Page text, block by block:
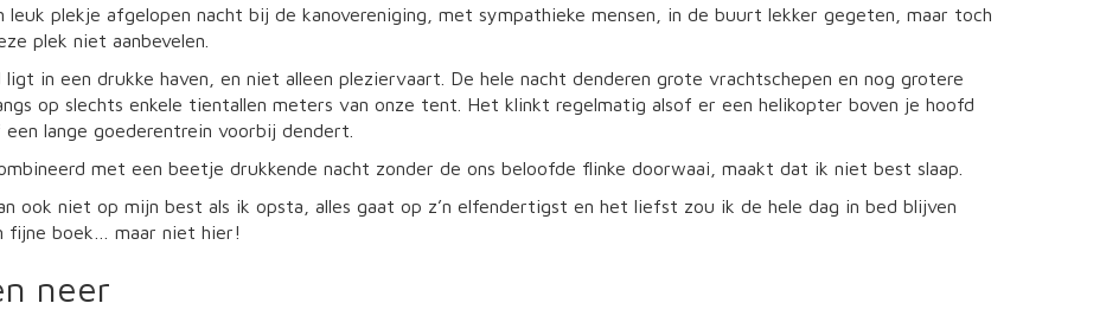
leuk plekje afgelopen nacht bij de kanovereniging, met sympathieke mensen, in de buurt lekker gegeten, maar toch
plek niet aanbevelen.
ligt in een drukke haven, en niet alleen pleziervaart. De hele nacht denderen grote vrachtschepen en nog grotere
op slechts enkele tientallen meters van onze tent. Het klinkt regelmatig alsof er een helikopter boven je hoofd
lange goederentrein voorbij dendert.
met een beetje drukkende nacht zonder de ons beloofde flinke doorwaai, maakt dat ik niet best slaap.
ook niet op mijn best als ik opsta, alles gaat op z’n elfendertigst en het liefst zou ik de hele dag in bed blijven
fijne boek… maar niet hier!
neer